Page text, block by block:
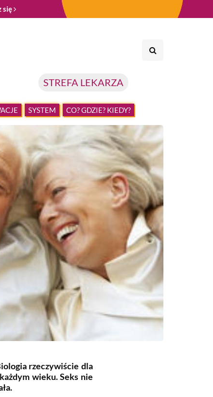
się
STREFA LEKARZA
SYSTEM CO? GDZIE? KIEDY?
rzeczywiście dla
wieku. Seks nie